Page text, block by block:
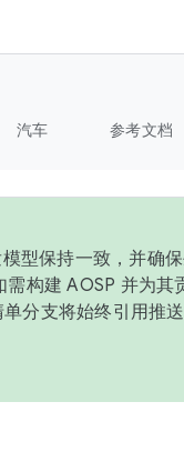
汽车 参考文档
型保持一致，并确
构建 AOSP 并为其
单分支将始终引用推